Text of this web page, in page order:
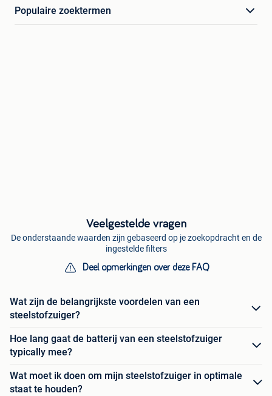
Populaire zoektermen
Veelgestelde vragen
De onderstaande waarden zijn gebaseerd op je zoekopdracht en de
ingestelde filters
Deel opmerkingen over deze FAQ
Wat zijn de belangrijkste voordelen van een
steelstofzuiger?
Hoe lang gaat de batterij van een steelstofzuiger
typically mee?
Wat moet ik doen om mijn steelstofzuiger in optimale
staat te houden?